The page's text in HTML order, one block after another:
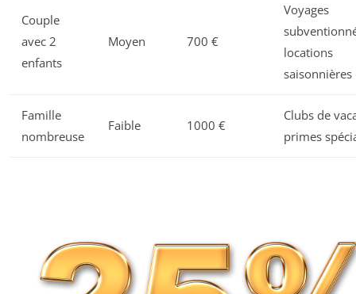
Couple
avec 2
enfants
Moyen 700 €
Voyages
locations
saisonnières
Famille
nombreuse
Faible 1000 €
Clubs de
primes